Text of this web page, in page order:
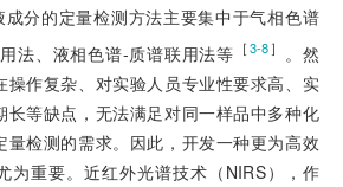
成分的定量检测方法主要集中于气相色谱
法、液相色谱-质谱联用法等 ［3-8］
。然
操作复杂、对实验人员专业性要求高、实
长等缺点，无法满足对同一样品中多种化
量检测的需求。因此，开发一种更为高效
为重要。近红外光谱技术（NIRS），作